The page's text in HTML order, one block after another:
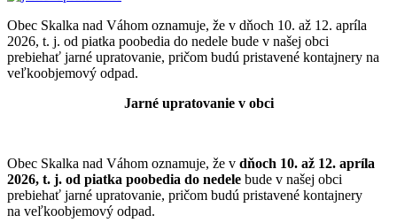
Obec Skalka nad Váhom oznamuje, že v dňoch 10. až 12. apríla
2026, t. j. od piatka poobedia do nedele bude v našej obci
prebiehať jarné upratovanie, pričom budú pristavené kontajnery na
veľkoobjemový odpad.
Jarné upratovanie v obci
Obec Skalka nad Váhom oznamuje, že v dňoch 10. až 12. apríla
2026, t. j. od piatka poobedia do nedele bude v našej obci
prebiehať jarné upratovanie, pričom budú pristavené kontajnery
na veľkoobjemový odpad.